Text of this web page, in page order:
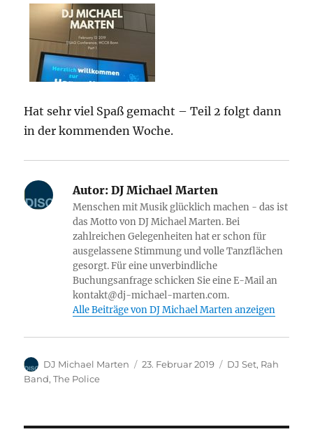
Hat sehr viel Spaß gemacht – Teil 2 folgt dann
in der kommenden Woche.
Autor: DJ Michael Marten
Menschen mit Musik glücklich machen - das ist
das Motto von DJ Michael Marten. Bei
zahlreichen Gelegenheiten hat er schon für
ausgelassene Stimmung und volle Tanzflächen
gesorgt. Für eine unverbindliche
Buchungsanfrage schicken Sie eine E-Mail an
kontakt@dj-michael-marten.com.
Alle Beiträge von DJ Michael Marten anzeigen
Autor
DJ Michael Marten
Veröffentlicht
23. Februar 2019 Kategorien
DJ Set, Rah
Band,The Police